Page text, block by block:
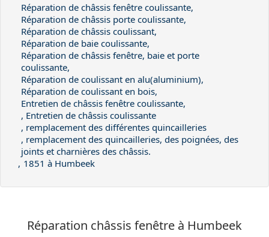
Réparation de châssis fenêtre coulissante,
Réparation de châssis porte coulissante,
Réparation de châssis coulissant,
Réparation de baie coulissante,
Réparation de châssis fenêtre, baie et porte
coulissante,
Réparation de coulissant en alu(aluminium),
Réparation de coulissant en bois,
Entretien de châssis fenêtre coulissante,
, Entretien de châssis coulissante
, remplacement des différentes quincailleries
, remplacement des quincailleries, des poignées, des
joints et charnières des châssis.
, 1851 à Humbeek
Réparation châssis fenêtre à Humbeek